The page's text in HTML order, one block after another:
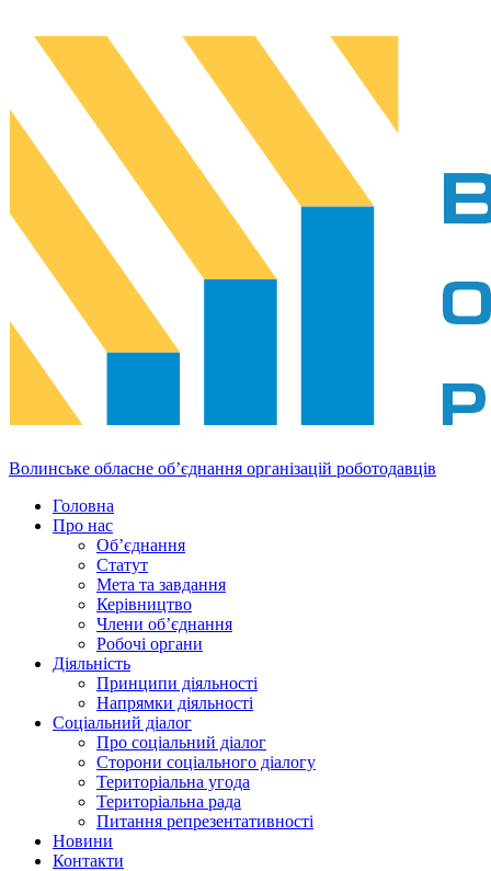
Волинське обласне об’єднання організацій роботодавців
Головна
Про нас
Об’єднання
Статут
Мета та завдання
Керівництво
Члени об’єднання
Робочі органи
Діяльність
Принципи діяльності
Напрямки діяльності
Соціальний діалог
Про соціальний діалог
Сторони соціального діалогу
Територіальна угода
Територіальна рада
Питання репрезентативності
Новини
Контакти